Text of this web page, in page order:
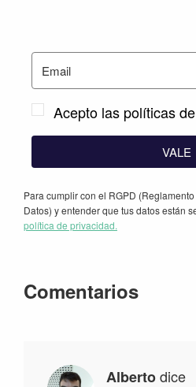
Acepto las políticas
VALE
Para cumplir con el RGPD
Datos) y entender que tus datos están
política de privacidad.
Interacciones
lectores
Comentarios
Albertodice